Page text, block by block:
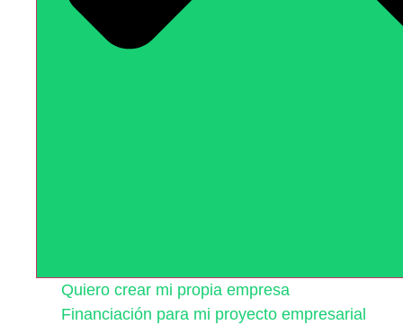
Quiero crear mi propia empresa
Financiación para mi proyecto empresarial